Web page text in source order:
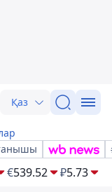
Қаз
€539.52 ₽5.73